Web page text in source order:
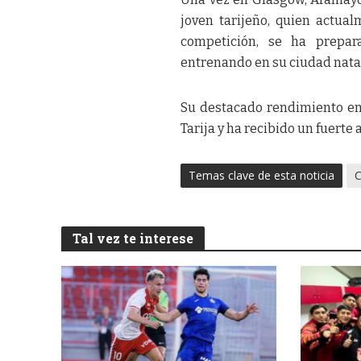
joven tarijeño, quien
competición, se ha
entrenando en su ciudad
Su destacado rendimiento
Tarija y ha recibido un fuerte
Temas clave de esta noticia
Tal vez te interese